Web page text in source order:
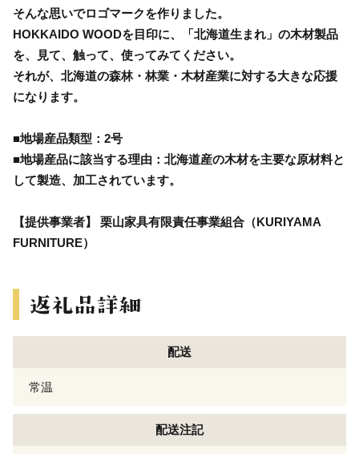
そんな思いでロゴマークを作りました。
HOKKAIDO WOODを目印に、「北海道生まれ」の木材製品
を、見て、触って、使ってみてください。
それが、北海道の森林・林業・木材産業に対する大きな応援
になります。
■地場産品類型：2号
■地場産品に該当する理由：北海道産の木材を主要な原材料と
して製造、加工されています。
【提供事業者】 栗山家具有限責任事業組合（KURIYAMA
FURNITURE）
配送
常温
配送注記